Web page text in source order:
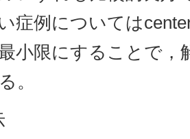
症例については
小限にすることで，
。